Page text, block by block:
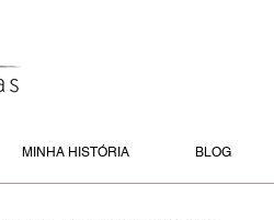
MINHA HISTÓRIA BLOG